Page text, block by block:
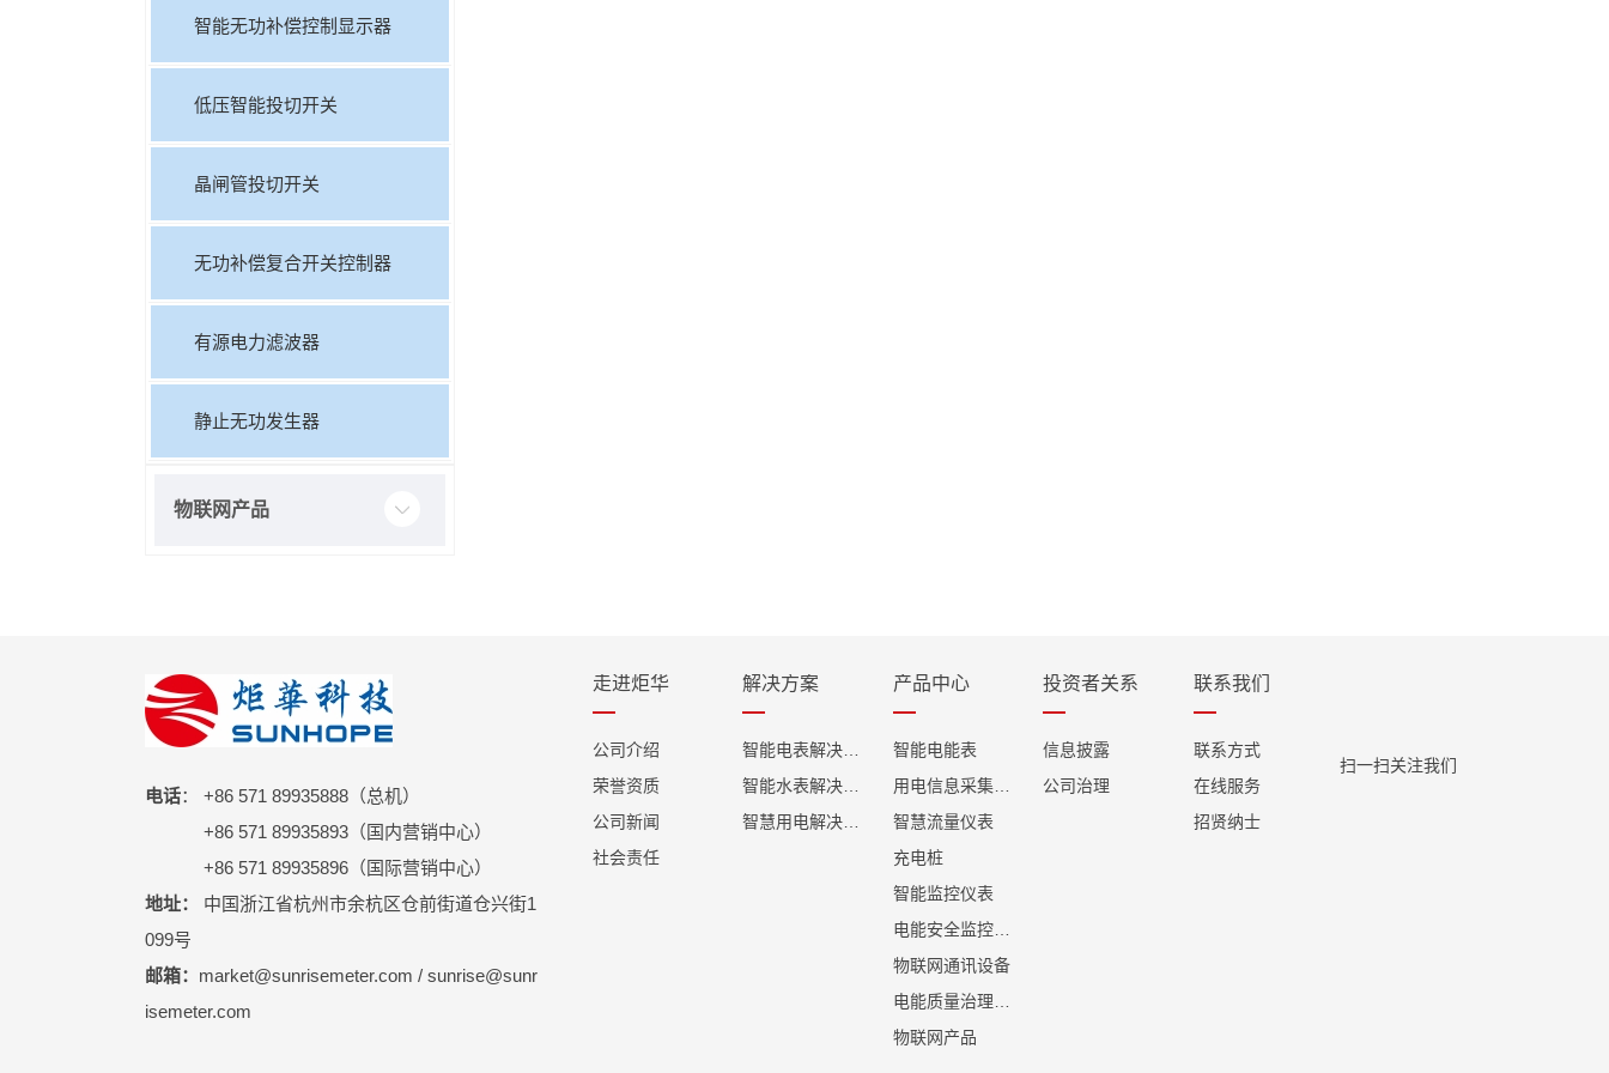
智能无功补偿控制显示器
低压智能投切开关
晶闸管投切开关
无功补偿复合开关控制器
有源电力滤波器
静止无功发生器
物联网产品
电话： +86 571 89935888（总机）
+86 571 89935893（国内营销中心）
+86 571 89935896（国际营销中心）
地址：
中国浙江省杭州市余杭区仓前街道仓兴街1
099号
邮箱： market@sunrisemeter.com / sunrise@sunr
isemeter.com
走进炬华
公司介绍
荣誉资质
公司新闻
社会责任
解决方案
智能电表解决方案
智能水表解决方案
智慧用电解决方案
产品中心
智能电能表
用电信息采集终端
智慧流量仪表
充电桩
智能监控仪表
电能安全监控产品
物联网通讯设备
电能质量治理产品
物联网产品
投资者关系
信息披露
公司治理
联系我们
联系方式
在线服务
招贤纳士
扫一扫关注我们